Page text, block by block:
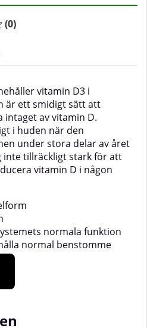
(0)
vitamin D3 i
är ett smidigt sätt att
intaget av vitamin D.
i huden när den
under stora delar av året
inte tillräckligt stark för att
vitamin D i någon
normala funktion
normal benstomme
Det bidrar till
tänder och normal